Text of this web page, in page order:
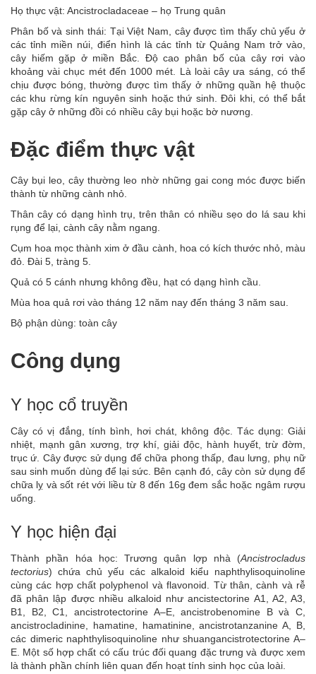
Họ thực vật: Ancistrocladaceae – họ Trung quân
Phân bố và sinh thái: Tại Việt Nam, cây được tìm thấy chủ yếu ở
các tỉnh miền núi, điển hình là các tỉnh từ Quảng Nam trở vào,
cây hiếm gặp ở miền Bắc. Độ cao phân bố của cây rơi vào
khoảng vài chục mét đến 1000 mét. Là loài cây ưa sáng, có thể
chịu được bóng, thường được tìm thấy ở những quần hệ thuộc
các khu rừng kín nguyên sinh hoặc thứ sinh. Đôi khi, có thể bắt
gặp cây ở những đồi có nhiều cây bụi hoặc bờ nương.
Đặc điểm thực vật
Cây bụi leo, cây thường leo nhờ những gai cong móc được biến
thành từ những cành nhỏ.
Thân cây có dạng hình trụ, trên thân có nhiều sẹo do lá sau khi
rụng để lại, cành cây nằm ngang.
Cụm hoa mọc thành xim ở đầu cành, hoa có kích thước nhỏ, màu
đỏ. Đài 5, tràng 5.
Quả có 5 cánh nhưng không đều, hạt có dạng hình cầu.
Mùa hoa quả rơi vào tháng 12 năm nay đến tháng 3 năm sau.
Bộ phận dùng: toàn cây
Công dụng
Y học cổ truyền
Cây có vị đắng, tính bình, hơi chát, không độc. Tác dụng: Giải
nhiệt, mạnh gân xương, trợ khí, giải độc, hành huyết, trừ đờm,
trục ứ. Cây được sử dụng để chữa phong thấp, đau lưng, phụ nữ
sau sinh muốn dùng để lại sức. Bên cạnh đó, cây còn sử dụng để
chữa lỵ và sốt rét với liều từ 8 đến 16g đem sắc hoặc ngâm rượu
uống.
Y học hiện đại
Thành phần hóa học: Trương quân lợp nhà (Ancistrocladus
tectorius) chứa chủ yếu các alkaloid kiểu naphthylisoquinoline
cùng các hợp chất polyphenol và flavonoid. Từ thân, cành và rễ
đã phân lập được nhiều alkaloid như ancistectorine A1, A2, A3,
B1, B2, C1, ancistrotectorine A–E, ancistrobenomine B và C,
ancistrocladinine, hamatine, hamatinine, ancistrotanzanine A, B,
các dimeric naphthylisoquinoline như shuangancistrotectorine A–
E. Một số hợp chất có cấu trúc đối quang đặc trưng và được xem
là thành phần chính liên quan đến hoạt tính sinh học của loài.